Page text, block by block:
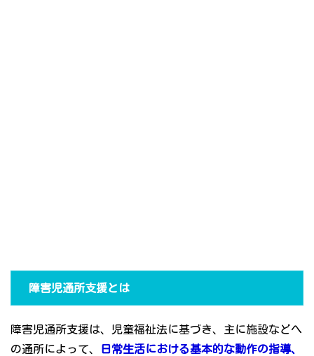
障害児通所支援とは
障害児通所支援は、児童福祉法に基づき、主に施設などへ
の通所によって、
日常生活における基本的な動作の指導、